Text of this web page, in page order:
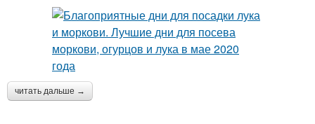
читать дальше →